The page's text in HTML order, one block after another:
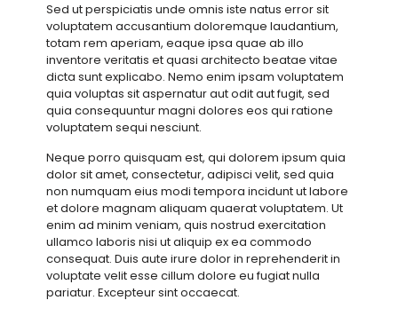
Sed ut perspiciatis unde omnis iste natus error sit
voluptatem accusantium doloremque laudantium,
totam rem aperiam, eaque ipsa quae ab illo
inventore veritatis et quasi architecto beatae vitae
dicta sunt explicabo. Nemo enim ipsam voluptatem
quia voluptas sit aspernatur aut odit aut fugit, sed
quia consequuntur magni dolores eos qui ratione
voluptatem sequi nesciunt.
Neque porro quisquam est, qui dolorem ipsum quia
dolor sit amet, consectetur, adipisci velit, sed quia
non numquam eius modi tempora incidunt ut labore
et dolore magnam aliquam quaerat voluptatem. Ut
enim ad minim veniam, quis nostrud exercitation
ullamco laboris nisi ut aliquip ex ea commodo
consequat. Duis aute irure dolor in reprehenderit in
voluptate velit esse cillum dolore eu fugiat nulla
pariatur. Excepteur sint occaecat.